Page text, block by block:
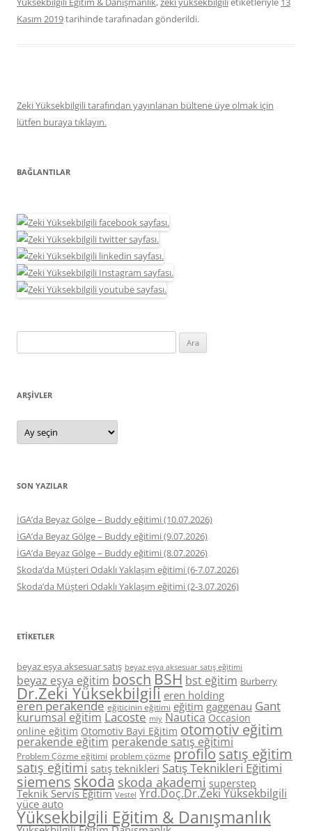
Kasım 2019tarihindetarafınadan gönderildi.
Zeki Yüksekbilgili tarafından yayınlanan bültene üye olmak için
lütfen buraya tıklayın.
BAĞLANTILAR
ARŞIVLER
Arşivler
SON YAZILAR
İGA’da Beyaz Gölge – Buddy eğitimi (10.07.2026)
İGA’da Beyaz Gölge – Buddy eğitimi (9.07.2026)
İGA’da Beyaz Gölge – Buddy eğitimi (8.07.2026)
Skoda’da Müşteri Odaklı Yaklaşım eğitimi (6-7.07.2026)
Skoda’da Müşteri Odaklı Yaklaşım eğitimi (2-3.07.2026)
ETIKETLER
beyaz eşya aksesuar satış beyaz eşya aksesuar satış eğitimi
beyaz eşya eğitim boschBSH bst eğitim Burberry
Dr.Zeki Yüksekbilgili eren holding
eren perakende eğiticinin eğitimi eğitim gaggenau Gant
kurumsal eğitim Lacoste miy Nautica Occasion
online eğitim Otomotiv Bayi Eğitim otomotiv eğitim
perakende eğitim perakende satış eğitimi
Problem Çözme eğitimi problem çözme profilosatış eğitim
satış eğitimi satış teknikleri Satış Teknikleri Eğitimi
siemens skoda skoda akademi superstep
Teknik Servis Eğitim Vestel Yrd.Doç.Dr.Zeki Yüksekbilgili
yüce auto
Yüksekbilgili Eğitim & Danışmanlık